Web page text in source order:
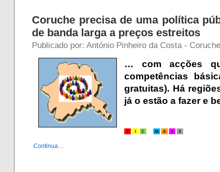
Coruche precisa de uma política
de banda larga a preços estreitos
Publicado por: António Pinheiro da Costa -
… com acções
competências
gratuitas). Há
já o estão a fazer e
Continua…